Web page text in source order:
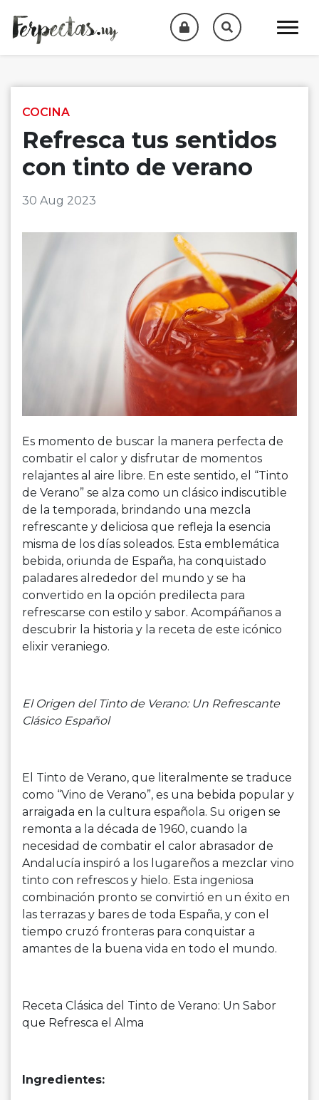
COCINA
Refresca tus sentidos
con tinto de verano
30 Aug 2023
Es momento de buscar la manera perfecta de
combatir el calor y disfrutar de momentos
relajantes al aire libre. En este sentido, el “Tinto
de Verano” se alza como un clásico indiscutible
de la temporada, brindando una mezcla
refrescante y deliciosa que refleja la esencia
misma de los días soleados. Esta emblemática
bebida, oriunda de España, ha conquistado
paladares alrededor del mundo y se ha
convertido en la opción predilecta para
refrescarse con estilo y sabor. Acompáñanos a
descubrir la historia y la receta de este icónico
elixir veraniego.
El Origen del Tinto de Verano: Un Refrescante
Clásico Español
El Tinto de Verano, que literalmente se traduce
como “Vino de Verano”, es una bebida popular y
arraigada en la cultura española. Su origen se
remonta a la década de 1960, cuando la
necesidad de combatir el calor abrasador de
Andalucía inspiró a los lugareños a mezclar vino
tinto con refrescos y hielo. Esta ingeniosa
combinación pronto se convirtió en un éxito en
las terrazas y bares de toda España, y con el
tiempo cruzó fronteras para conquistar a
amantes de la buena vida en todo el mundo.
Receta Clásica del Tinto de Verano: Un Sabor
que Refresca el Alma
Ingredientes: